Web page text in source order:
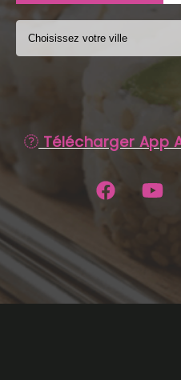
MENTIONS LÉGALES
C.G.V
Télécharger App